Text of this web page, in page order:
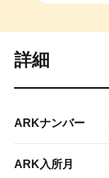
詳細
ARKナンバー
ARK入所月